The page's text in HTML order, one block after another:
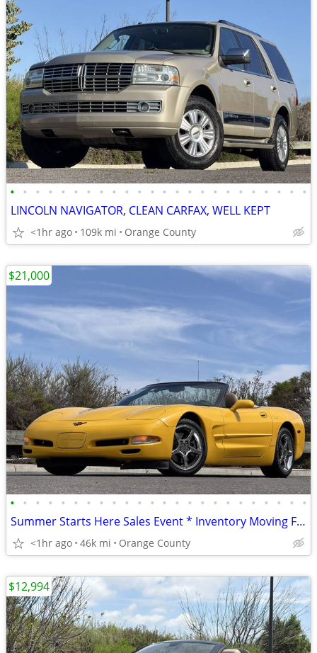
• • • • • • • • • • • • • • • • • • • • • • • •
LINCOLN NAVIGATOR, CLEAN CARFAX, WELL KEPT
<1hr ago 109k mi Orange County
• • • • • • • • • • • • • • • • • • • • • • • •
Summer Starts Here Sales Event * Inventory Moving Fast! 2002 Chevrol
<1hr ago 46k mi Orange County
$21,000
$12,994